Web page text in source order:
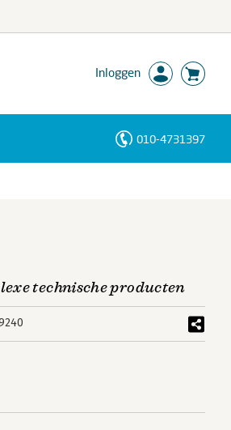
Inloggen
010-4731397
technische producten